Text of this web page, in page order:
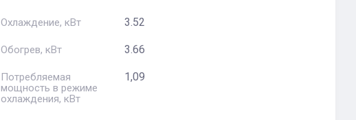
Охлаждение, кВт 3.52
Обогрев, кВт 3.66
Потребляемая
мощность в режиме
охлаждения, кВт
1,09